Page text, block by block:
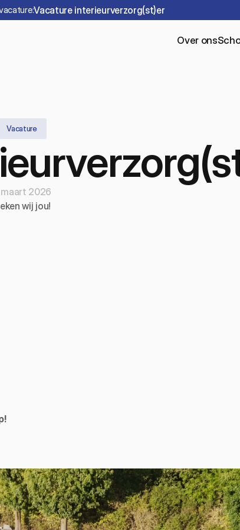
Vacature
2026
wij jou!
Vacature interieurverzorg(st)er
Over ons